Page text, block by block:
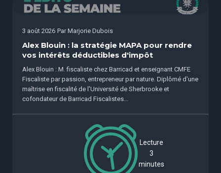
3 août 2026 Par Marjorie Dubois
Alex Blouin : la stratégie MAPA pour rendre
vos intérêts déductibles d'impôt
Alex Blouin : M. fiscaliste chez Barricad et enseignant CMFE
Fiscaliste par passion, entrepreneur par nature. Diplômé d'une
maîtrise en fiscalité de l'Université de Sherbrooke et
cofondateur de Barricad Fiscalistes...
Lecture
3
minutes